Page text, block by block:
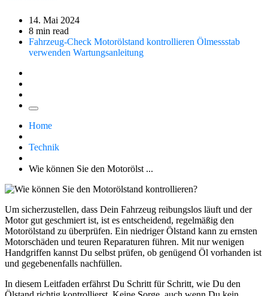
14. Mai 2024
8 min read
Fahrzeug-Check Motorölstand kontrollieren Ölmessstab
verwenden Wartungsanleitung
Home
Technik
Wie können Sie den Motorölst ...
Um sicherzustellen, dass Dein Fahrzeug reibungslos läuft und der
Motor gut geschmiert ist, ist es entscheidend, regelmäßig den
Motorölstand zu überprüfen. Ein niedriger Ölstand kann zu ernsten
Motorschäden und teuren Reparaturen führen. Mit nur wenigen
Handgriffen kannst Du selbst prüfen, ob genügend Öl vorhanden ist
und gegebenenfalls nachfüllen.
In diesem Leitfaden erfährst Du Schritt für Schritt, wie Du den